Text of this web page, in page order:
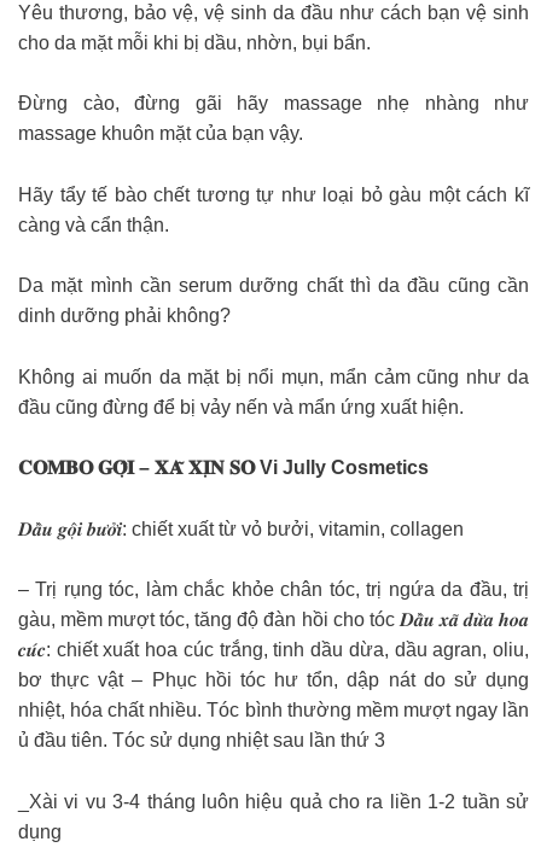
Yêu thương, bảo vệ, vệ sinh da đầu như cách bạn vệ sinh
cho da mặt mỗi khi bị dầu, nhờn, bụi bẩn.
Đừng cào, đừng gãi hãy massage nhẹ nhàng như
massage khuôn mặt của bạn vậy.
Hãy tẩy tế bào chết tương tự như loại bỏ gàu một cách kĩ
càng và cẩn thận.
Da mặt mình cần serum dưỡng chất thì da đầu cũng cần
dinh dưỡng phải không?
Không ai muốn da mặt bị nổi mụn, mẩn cảm cũng như da
đầu cũng đừng để bị vảy nến và mẩn ứng xuất hiện.
𝐂𝐎𝐌𝐁𝐎 𝐆𝐎̣̂𝐈 – 𝐗𝐀̃ 𝐗𝐈̣𝐍 𝐒𝐎̀ Vi Jully Cosmetics
𝑫𝒂̂̀𝒖 𝒈𝒐̣̂𝒊 𝒃𝒖̛𝒐̛̉𝒊: chiết xuất từ vỏ bưởi, vitamin, collagen
– Trị rụng tóc, làm chắc khỏe chân tóc, trị ngứa da đầu, trị
gàu, mềm mượt tóc, tăng độ đàn hồi cho tóc 𝑫𝒂̂̀𝒖 𝒙𝒂̃ 𝒅𝒖̛̀𝒂 𝒉𝒐𝒂
𝒄𝒖́𝒄: chiết xuất hoa cúc trắng, tinh dầu dừa, dầu agran, oliu,
bơ thực vật – Phục hồi tóc hư tổn, dập nát do sử dụng
nhiệt, hóa chất nhiều. Tóc bình thường mềm mượt ngay lần
ủ đầu tiên. Tóc sử dụng nhiệt sau lần thứ 3
_Xài vi vu 3-4 tháng luôn hiệu quả cho ra liền 1-2 tuần sử
dụng